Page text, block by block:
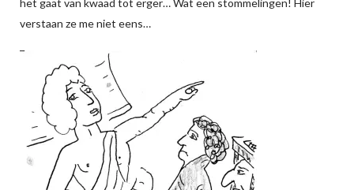
het gaat van kwaad tot erger… Wat een stommelingen! Hier
verstaan ze me niet eens…